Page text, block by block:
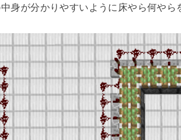
身が分かりやすいように床やら何やら